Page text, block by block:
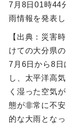
7月8日01時44
雨情報を発表し
【出典：災害
けての大分県
7月6日から8日
し、太平洋高
く湿った空気
態が非常に不
的な大雨となっ